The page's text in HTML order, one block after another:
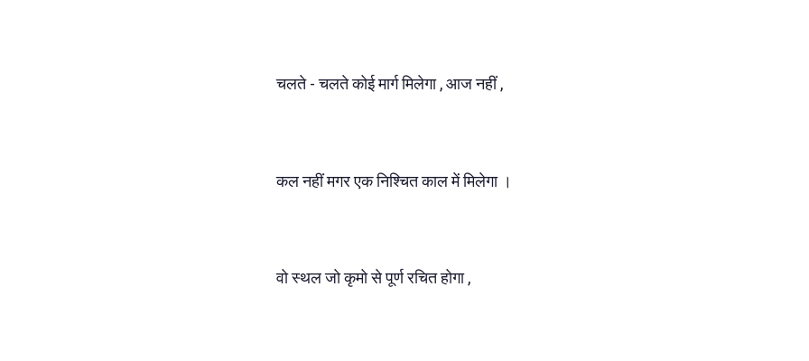
चलते - चलते कोई मार्ग मिलेगा , आज नहीं ,
कल नहीं मगर एक निश्चित काल में मिलेगा ।
वो स्थल जो कृमो से पूर्ण रचित होगा ,